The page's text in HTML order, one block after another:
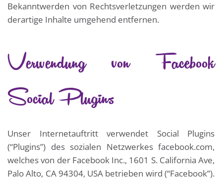
Bekanntwerden von Rechtsverletzungen werden wir
derartige Inhalte umgehend entfernen.
Verwendung von Facebook
Social Plugins
Unser Internetauftritt verwendet Social Plugins
(“Plugins”) des sozialen Netzwerkes facebook.com,
welches von der Facebook Inc., 1601 S. California Ave,
Palo Alto, CA 94304, USA betrieben wird (“Facebook”).